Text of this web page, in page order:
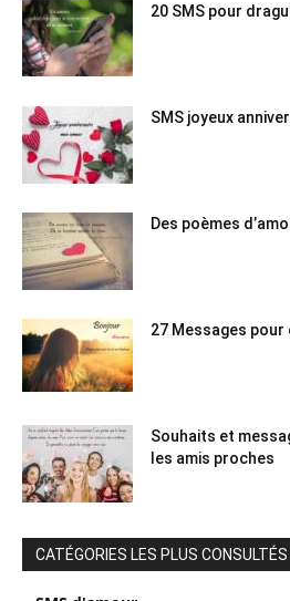
20 SMS pour
SMS joyeux
Des poèmes
27 Messages
Souhaits et
les amis proches
CATÉGORIES LES PLUS CONSULTÉS